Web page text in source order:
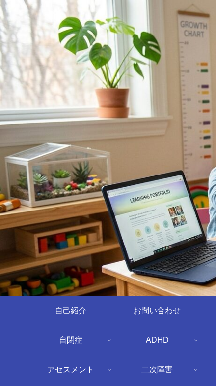
自己紹介 お問い合わせ
自閉症 ADHD
アセスメント 二次障害